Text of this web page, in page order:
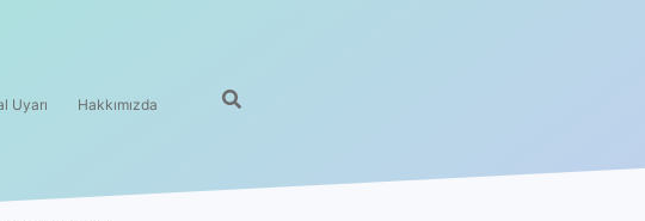
Uyarı Hakkımızda